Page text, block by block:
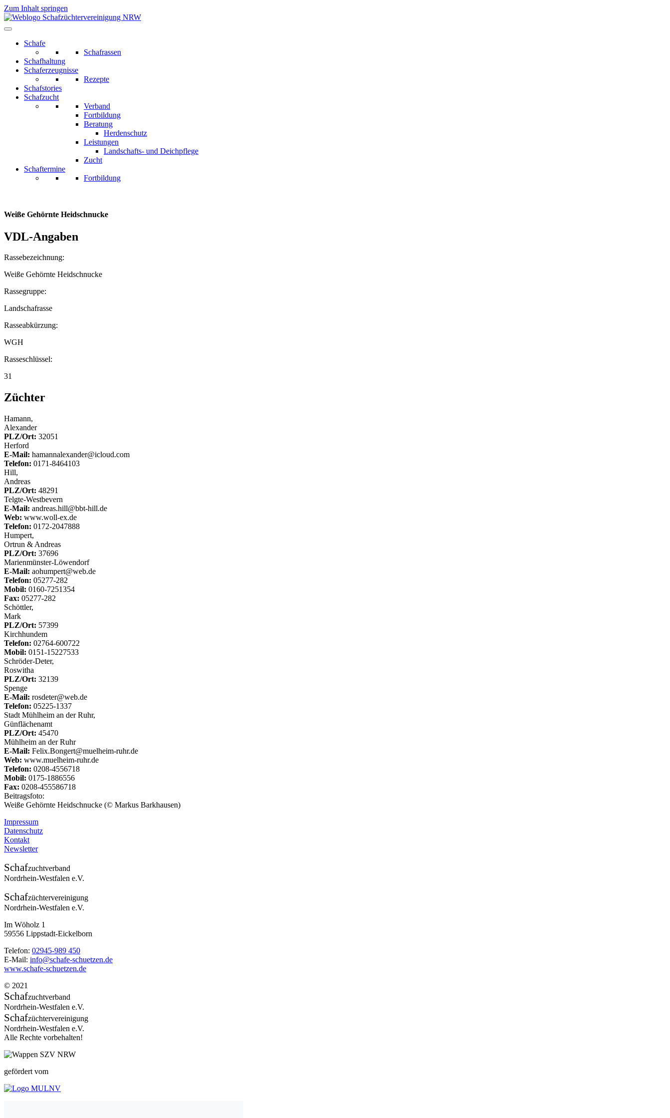
Zum Inhalt springen
Schafe
Schafrassen
Schafhaltung
Schaferzeugnisse
Rezepte
Schafstories
Schafzucht
Verband
Fortbildung
Beratung
Herdenschutz
Leistungen
Landschafts- und Deichpflege
Zucht
Schaftermine
Fortbildung
Weiße Gehörnte Heidschnucke
VDL-Angaben
Rassebezeichnung:
Weiße Gehörnte Heidschnucke
Rassegruppe:
Landschafrasse
Rasseabkürzung:
WGH
Rasseschlüssel:
31
Züchter
Hamann,
Alexander
PLZ/Ort: 32051
Herford
E-Mail: hamannalexander@icloud.com
Telefon: 0171-8464103
Hill,
Andreas
PLZ/Ort: 48291
Telgte-Westbevern
E-Mail: andreas.hill@bbt-hill.de
Web: www.woll-ex.de
Telefon: 0172-2047888
Humpert,
Ortrun & Andreas
PLZ/Ort: 37696
Marienmünster-Löwendorf
E-Mail: aohumpert@web.de
Telefon: 05277-282
Mobil: 0160-7251354
Fax: 05277-282
Schöttler,
Mark
PLZ/Ort: 57399
Kirchhundem
Telefon: 02764-600722
Mobil: 0151-15227533
Schröder-Deter,
Roswitha
PLZ/Ort: 32139
Spenge
E-Mail: rosdeter@web.de
Telefon: 05225-1337
Stadt Mühlheim an der Ruhr,
Günflächenamt
PLZ/Ort: 45470
Mühlheim an der Ruhr
E-Mail: Felix.Bongert@muelheim-ruhr.de
Web: www.muelheim-ruhr.de
Telefon: 0208-4556718
Mobil: 0175-1886556
Fax: 0208-455586718
Beitragsfoto:
Weiße Gehörnte Heidschnucke (© Markus Barkhausen)
Impressum
Datenschutz
Kontakt
Newsletter
Schafzuchtverband
Nordrhein-Westfalen e.V.
Schafzüchtervereinigung
Nordrhein-Westfalen e.V.
Im Wöholz 1
59556 Lippstadt-Eickelborn
Telefon: 02945-989 450
E-Mail: info@schafe-schuetzen.de
www.schafe-schuetzen.de
© 2021
Schafzuchtverband
Nordrhein-Westfalen e.V.
Schafzüchtervereinigung
Nordrhein-Westfalen e.V.
Alle Rechte vorbehalten!
gefördert vom